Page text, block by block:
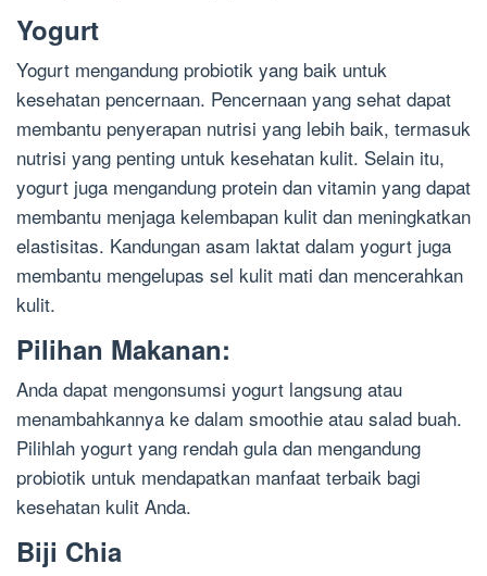
Yogurt
Yogurt mengandung probiotik yang baik untuk
kesehatan pencernaan. Pencernaan yang sehat dapat
membantu penyerapan nutrisi yang lebih baik, termasuk
nutrisi yang penting untuk kesehatan kulit. Selain itu,
yogurt juga mengandung protein dan vitamin yang dapat
membantu menjaga kelembapan kulit dan meningkatkan
elastisitas. Kandungan asam laktat dalam yogurt juga
membantu mengelupas sel kulit mati dan mencerahkan
kulit.
Pilihan Makanan:
Anda dapat mengonsumsi yogurt langsung atau
menambahkannya ke dalam smoothie atau salad buah.
Pilihlah yogurt yang rendah gula dan mengandung
probiotik untuk mendapatkan manfaat terbaik bagi
kesehatan kulit Anda.
Biji Chia